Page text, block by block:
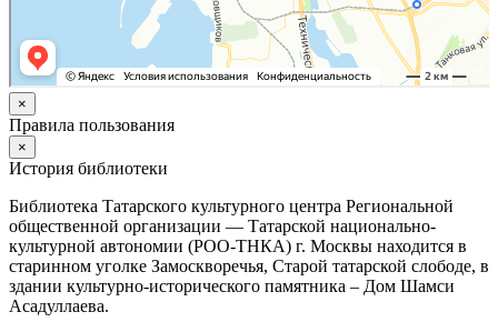
×
Правила пользования
×
История библиотеки
Библиотека Татарского культурного центра Региональной
общественной организации — Татарской национально-
культурной автономии (РОО-ТНКА) г. Москвы находится в
старинном уголке Замоскворечья, Старой татарской слободе, в
здании культурно-исторического памятника – Дом Шамси
Асадуллаева.